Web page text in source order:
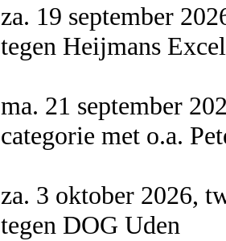
za. 19 september
tegen Heijmans
ma. 21 september
categorie met o.a.
za. 3 oktober 2026,
tegen DOG Uden